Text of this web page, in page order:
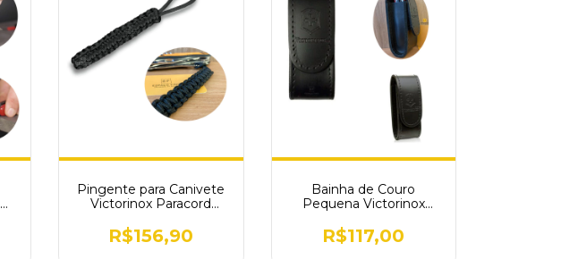
Pingente para Canivete
Victorinox Paracord
R$156,90
Bainha de Couro
Pequena Victorinox
R$117,00